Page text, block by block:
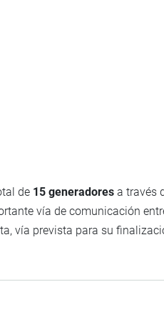
de 15 generadores a través
vía de comunicación
vía prevista para su